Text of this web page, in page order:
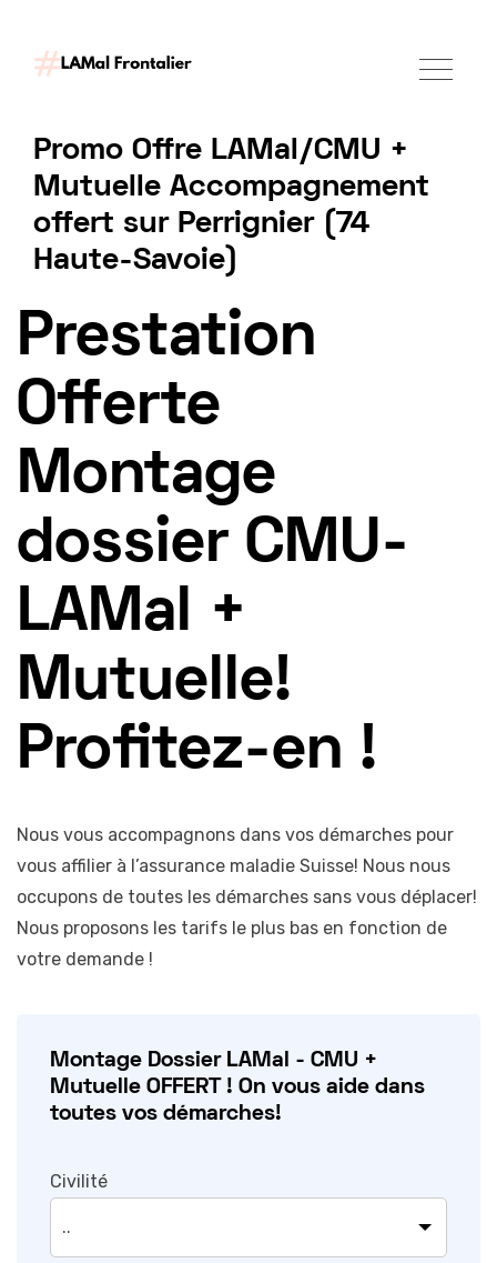
Promo Offre LAMal/CMU +
Mutuelle Accompagnement
offert sur Perrignier (74
Haute-Savoie)
Demander un accompagnement
Prestation
Offerte
Montage
dossier CMU-
LAMal +
Mutuelle!
Profitez-en !
Nous vous accompagnons dans vos démarches pour
vous affilier à l’assurance maladie Suisse! Nous nous
occupons de toutes les démarches sans vous déplacer!
Nous proposons les tarifs le plus bas en fonction de
votre demande !
Montage Dossier LAMal - CMU +
Mutuelle OFFERT ! On vous aide dans
toutes vos démarches!
Civilité